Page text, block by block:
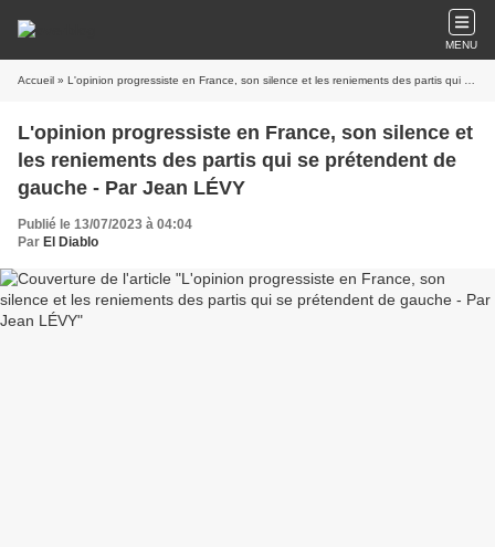
MENU
Accueil » L'opinion progressiste en France, son silence et les reniements des partis qui se prétendent de gauche - Par Jean LÉVY
L'opinion progressiste en France, son silence et
les reniements des partis qui se prétendent de
gauche - Par Jean LÉVY
Publié le 13/07/2023 à 04:04
Par El Diablo